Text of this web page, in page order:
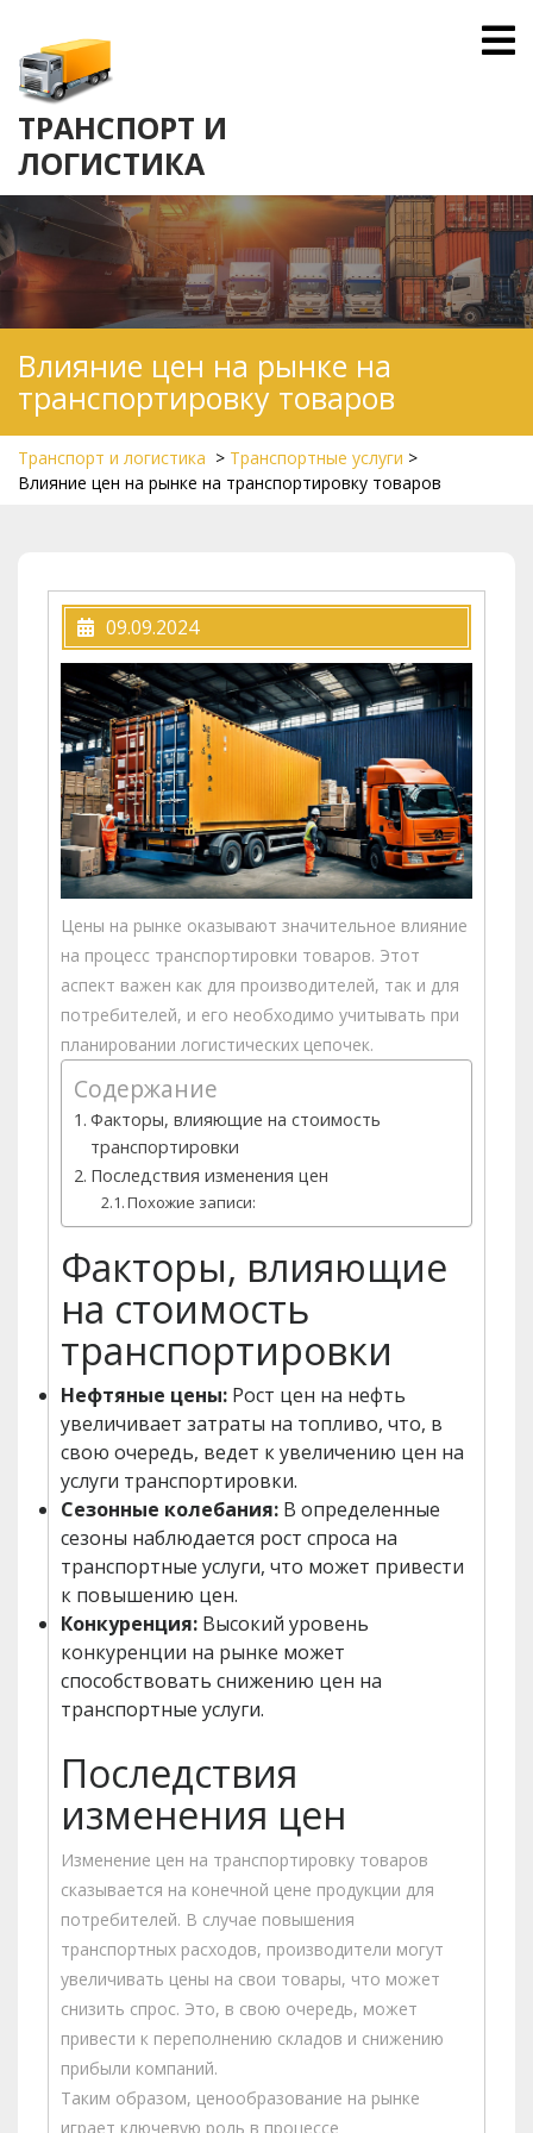
content
ТРАНСПОРТ И
ЛОГИСТИКА
Влияние цен на рынке на
транспортировку товаров
Транспорт и логистика > Транспортные услуги >
Влияние цен на рынке на транспортировку товаров
09.09.2024
Цены на рынке оказывают значительное влияние
на процесс транспортировки товаров. Этот
аспект важен как для производителей, так и для
потребителей, и его необходимо учитывать при
планировании логистических цепочек.
Содержание
Факторы, влияющие на стоимость
транспортировки
Последствия изменения цен
Похожие записи:
Факторы, влияющие
на стоимость
транспортировки
Нефтяные цены: Рост цен на нефть
увеличивает затраты на топливо, что, в
свою очередь, ведет к увеличению цен на
услуги транспортировки.
Сезонные колебания: В определенные
сезоны наблюдается рост спроса на
транспортные услуги, что может привести
к повышению цен.
Конкуренция: Высокий уровень
конкуренции на рынке может
способствовать снижению цен на
транспортные услуги.
Последствия
изменения цен
Изменение цен на транспортировку товаров
сказывается на конечной цене продукции для
потребителей. В случае повышения
транспортных расходов, производители могут
увеличивать цены на свои товары, что может
снизить спрос. Это, в свою очередь, может
привести к переполнению складов и снижению
прибыли компаний.
Таким образом, ценообразование на рынке
играет ключевую роль в процессе